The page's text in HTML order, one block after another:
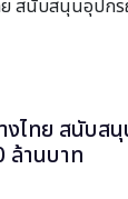
งไทย สนับ
ล้านบาท